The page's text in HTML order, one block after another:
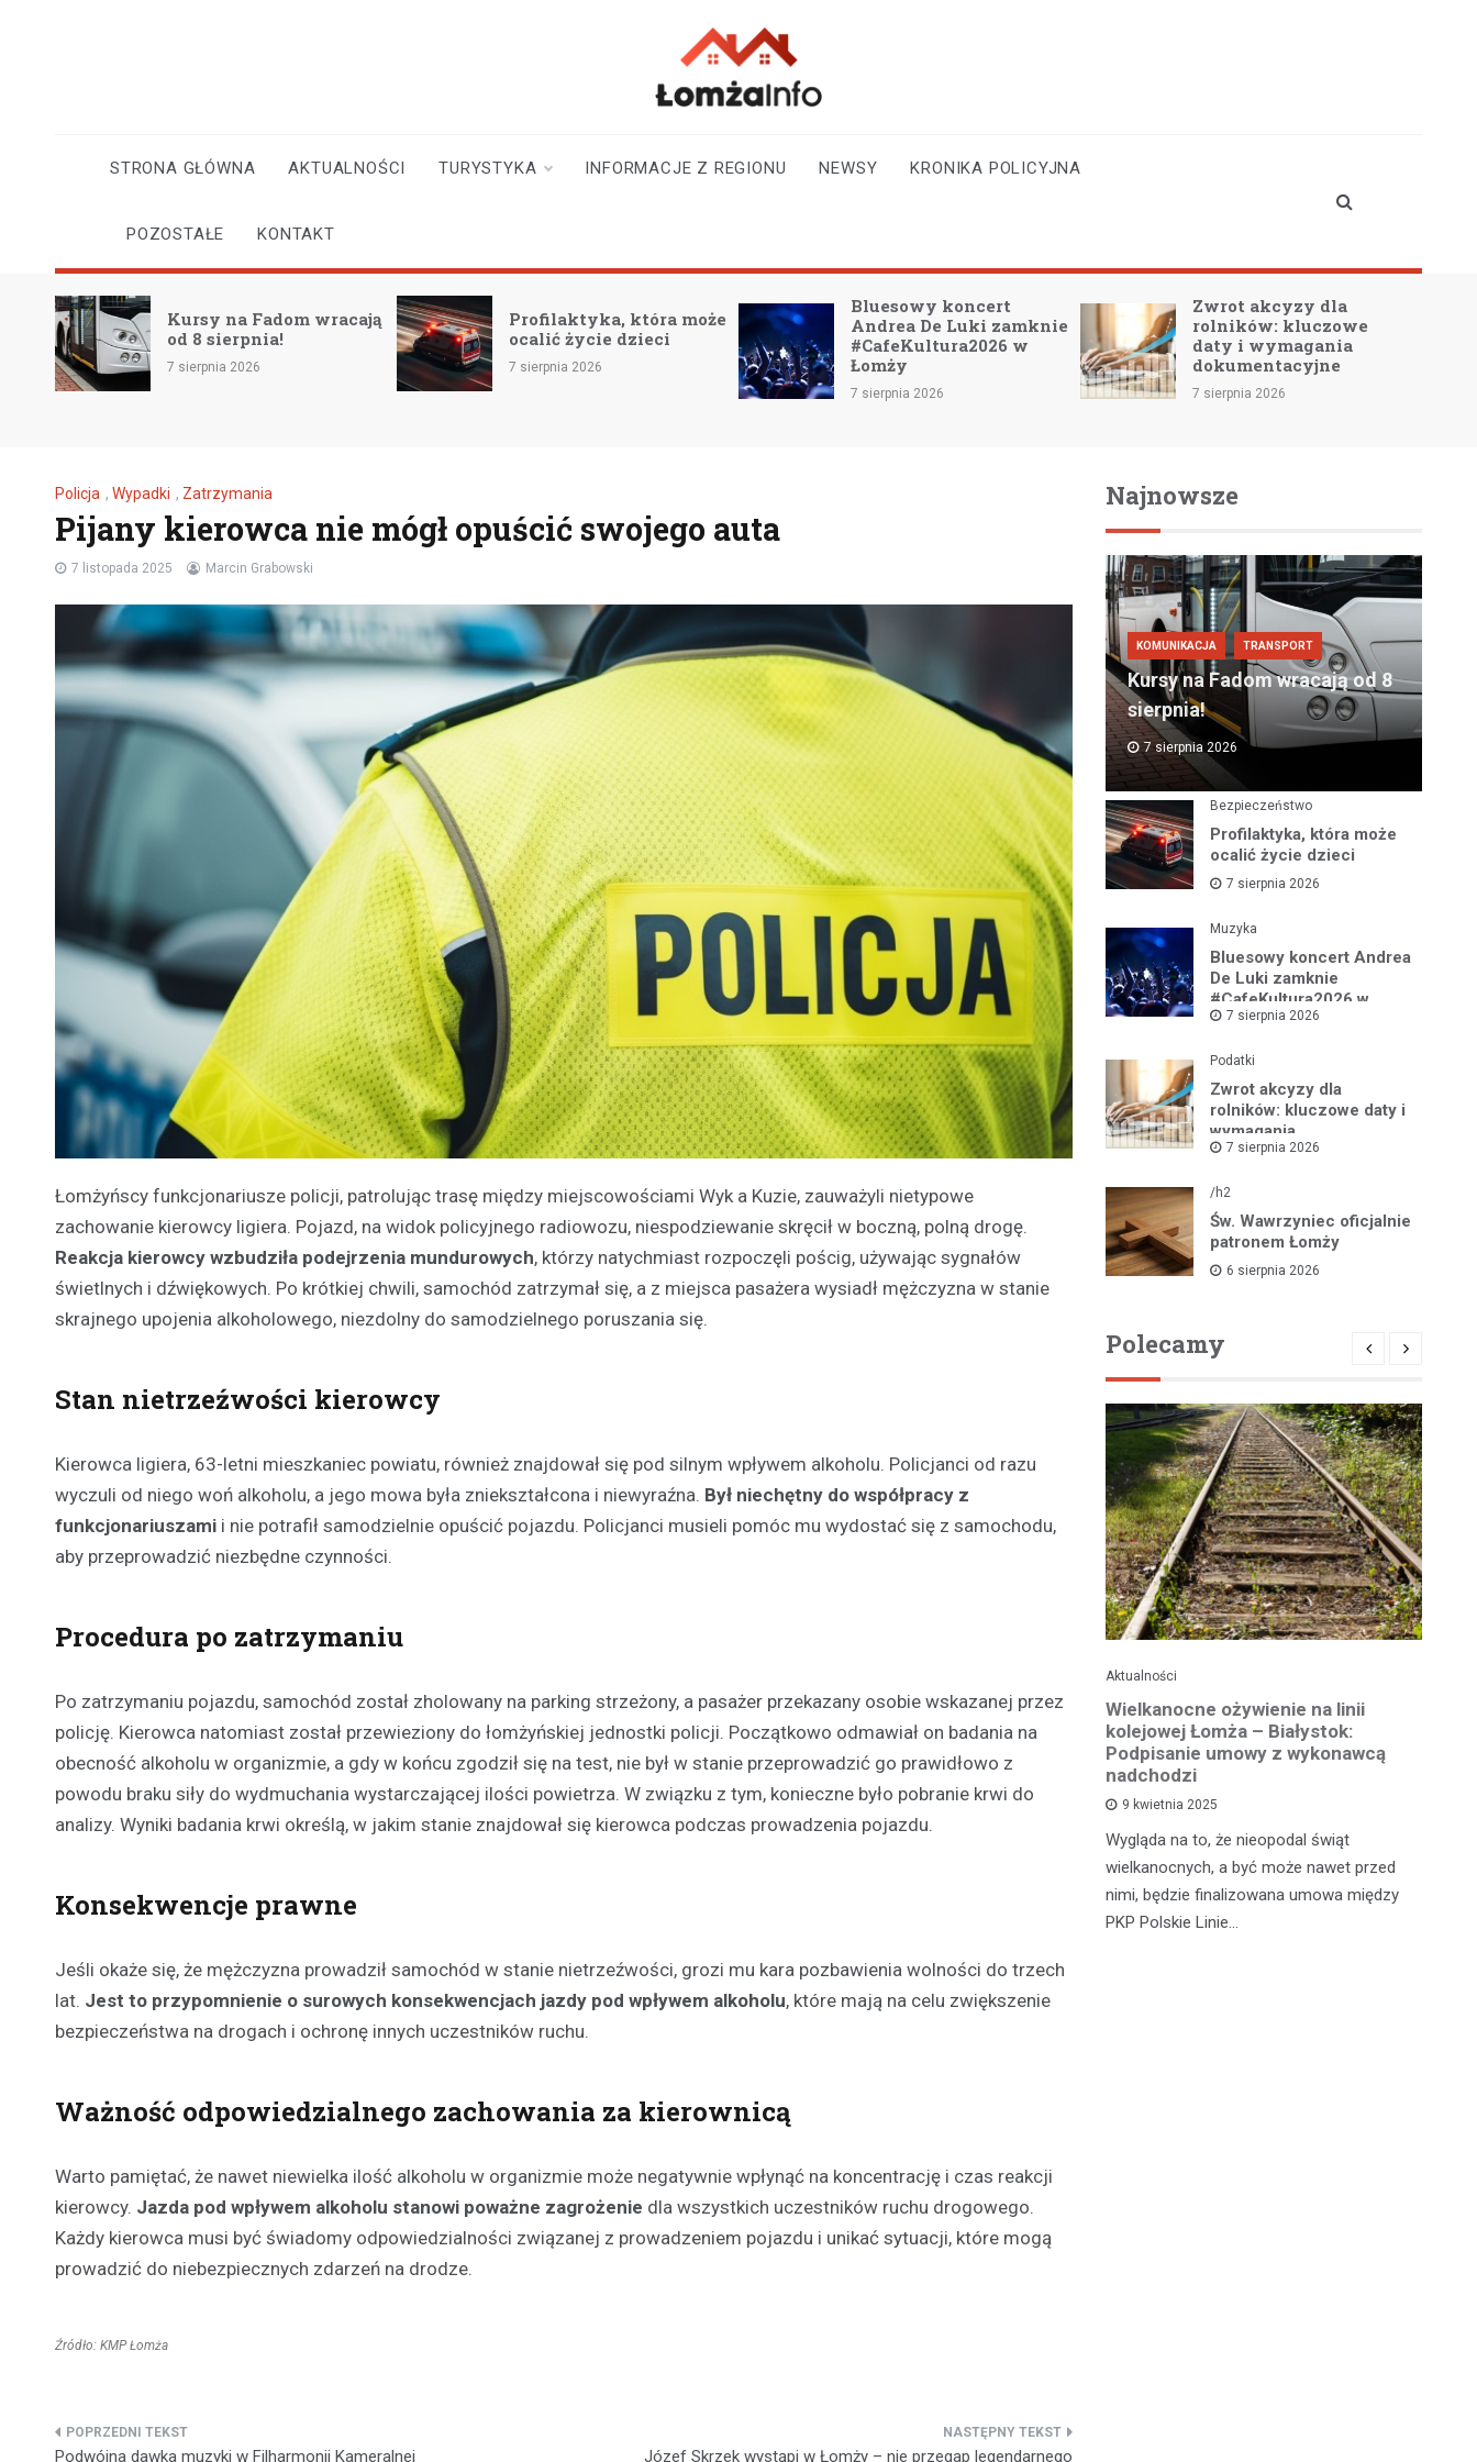
i okolicy
STRONA GŁÓWNA AKTUALNOŚCI TURYSTYKA INFORMACJE Z REGIONU NEWSY KRONIKA POLICYJNA
POZOSTAŁE KONTAKT
Kursy na Fadom wracają
od 8 sierpnia!
7 sierpnia 2026
Profilaktyka, która może
ocalić życie dzieci
7 sierpnia 2026
Bluesowy koncert
Andrea De Luki zamknie
#CafeKultura2026 w
Łomży
7 sierpnia 2026
Zwrot akcyzy dla
rolników: kluczowe
daty i wymagania
dokumentacyjne
7 sierpnia 2026
Policja , Wypadki , Zatrzymania
Pijany kierowca nie mógł opuścić swojego auta
7 listopada 2025 Marcin Grabowski
Łomżyńscy funkcjonariusze policji, patrolując trasę między miejscowościami Wyk a Kuzie, zauważyli nietypowe
zachowanie kierowcy ligiera. Pojazd, na widok policyjnego radiowozu, niespodziewanie skręcił w boczną, polną drogę.
Reakcja kierowcy wzbudziła podejrzenia mundurowych, którzy natychmiast rozpoczęli pościg, używając sygnałów
świetlnych i dźwiękowych. Po krótkiej chwili, samochód zatrzymał się, a z miejsca pasażera wysiadł mężczyzna w stanie
skrajnego upojenia alkoholowego, niezdolny do samodzielnego poruszania się.
Stan nietrzeźwości kierowcy
Kierowca ligiera, 63-letni mieszkaniec powiatu, również znajdował się pod silnym wpływem alkoholu. Policjanci od razu
wyczuli od niego woń alkoholu, a jego mowa była zniekształcona i niewyraźna. Był niechętny do współpracy z
funkcjonariuszami i nie potrafił samodzielnie opuścić pojazdu. Policjanci musieli pomóc mu wydostać się z samochodu,
aby przeprowadzić niezbędne czynności.
Procedura po zatrzymaniu
Po zatrzymaniu pojazdu, samochód został zholowany na parking strzeżony, a pasażer przekazany osobie wskazanej przez
policję. Kierowca natomiast został przewieziony do łomżyńskiej jednostki policji. Początkowo odmawiał on badania na
obecność alkoholu w organizmie, a gdy w końcu zgodził się na test, nie był w stanie przeprowadzić go prawidłowo z
powodu braku siły do wydmuchania wystarczającej ilości powietrza. W związku z tym, konieczne było pobranie krwi do
analizy. Wyniki badania krwi określą, w jakim stanie znajdował się kierowca podczas prowadzenia pojazdu.
Konsekwencje prawne
Jeśli okaże się, że mężczyzna prowadził samochód w stanie nietrzeźwości, grozi mu kara pozbawienia wolności do trzech
lat. Jest to przypomnienie o surowych konsekwencjach jazdy pod wpływem alkoholu, które mają na celu zwiększenie
bezpieczeństwa na drogach i ochronę innych uczestników ruchu.
Ważność odpowiedzialnego zachowania za kierownicą
Warto pamiętać, że nawet niewielka ilość alkoholu w organizmie może negatywnie wpłynąć na koncentrację i czas reakcji
kierowcy. Jazda pod wpływem alkoholu stanowi poważne zagrożenie dla wszystkich uczestników ruchu drogowego.
Każdy kierowca musi być świadomy odpowiedzialności związanej z prowadzeniem pojazdu i unikać sytuacji, które mogą
prowadzić do niebezpiecznych zdarzeń na drodze.
Źródło: KMP Łomża
Nawigacja
Podwójna dawka muzyki w Filharmonii Kameralnej Józef Skrzek wystąpi w Łomży – nie przegap legendarnego
Najnowsze
KOMUNIKACJA TRANSPORT
Kursy na Fadom wracają od 8
sierpnia!
7 sierpnia 2026
Bezpieczeństwo
Profilaktyka, która może
ocalić życie dzieci
7 sierpnia 2026
Muzyka
Bluesowy koncert Andrea
De Luki zamknie
#CafeKultura2026 w
Łomży
7 sierpnia 2026
Podatki
Zwrot akcyzy dla
rolników: kluczowe daty i
wymagania
dokumentacyjne
7 sierpnia 2026
/h2
Św. Wawrzyniec oficjalnie
patronem Łomży
6 sierpnia 2026
Polecamy
Chłodne dni stanowią ryzyko dla
osób bezdomnych: jak miejska
noclegownia w Łomży chroni
najbardziej potrzebujących?
19 lutego 2025
Niska temperatura, która panuje za oknem,
Aktualności
Wielkanocne ożywienie na linii
kolejowej Łomża – Białystok:
Podpisanie umowy z wykonawcą
nadchodzi
9 kwietnia 2025
Wygląda na to, że nieopodal świąt
wielkanocnych, a być może nawet przed
nimi, będzie finalizowana umowa między
PKP Polskie Linie…